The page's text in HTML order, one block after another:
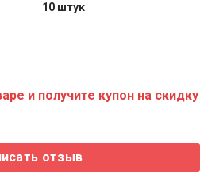
10 штук
и получите купон на скидку